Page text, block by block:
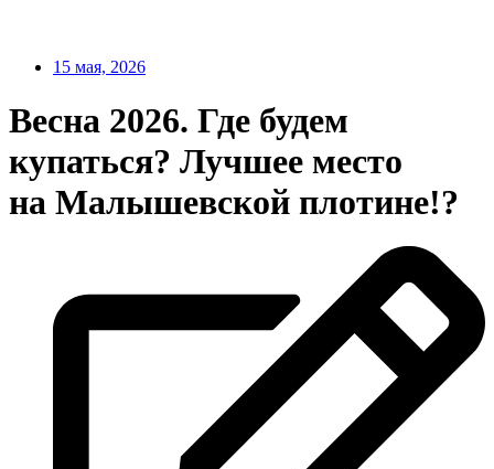
15 мая, 2026
Весна 2026. Где будем
купаться? Лучшее место
на Малышевской плотине!?